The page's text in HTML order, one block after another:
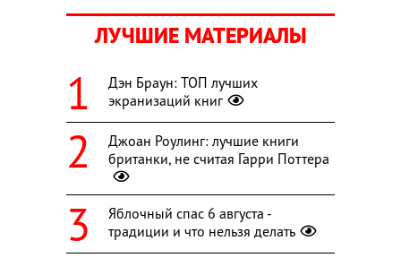
ЛУЧШИЕ МАТЕРИАЛЫ
Дэн Браун: ТОП лучших
экранизаций книг
Джоан Роулинг: лучшие книги
британки, не считая Гарри Поттера
Яблочный спас 6 августа -
традиции и что нельзя делать